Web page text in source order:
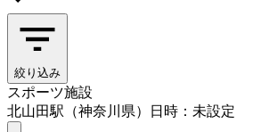
絞り込み
スポーツ施設
北山田駅（神奈川県）
日時：未設定